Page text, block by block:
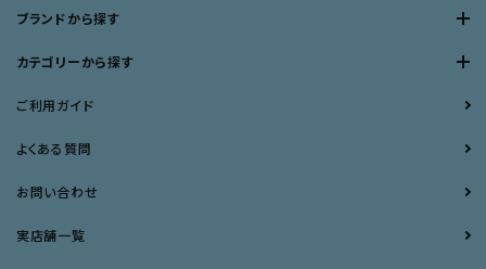
ブランドから探す
カテゴリーから探す
ご利用ガイド
よくある質問
お問い合わせ
実店舗一覧